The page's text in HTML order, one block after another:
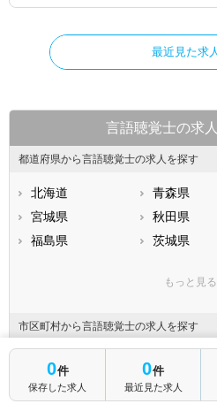
最近見た求
0件
保存した求人
0件
最近見た求人
言語聴覚士の求
都道府県から言語聴覚士の求人を探す
北海道 青森県
宮城県
秋田県
福島県
茨城県
神奈川県
石川県
福井県
静岡県
滋賀県
京都府
もっと見る
市区町村から言語聴覚士の求人を探す
京都市すべて
京都市北区